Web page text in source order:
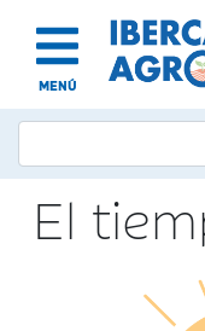
MENÚ
El